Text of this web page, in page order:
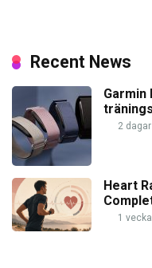
Recent News
Garmin
2
Heart
1